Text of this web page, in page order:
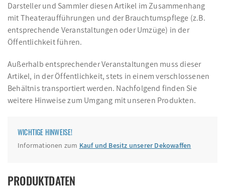
Darsteller und Sammler diesen Artikel im Zusammenhang
mit Theateraufführungen und der Brauchtumspflege (z.B.
entsprechende Veranstaltungen oder Umzüge) in der
Öffentlichkeit führen.
Außerhalb entsprechender Veranstaltungen muss dieser
Artikel, in der Öffentlichkeit, stets in einem verschlossenen
Behältnis transportiert werden. Nachfolgend finden Sie
weitere Hinweise zum Umgang mit unseren Produkten.
WICHTIGE HINWEISE!
Informationen zum Kauf und Besitz unserer Dekowaffen
PRODUKTDATEN